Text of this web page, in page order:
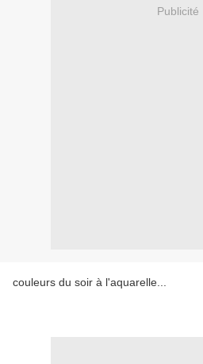
Publicité
couleurs du soir à l'aquarelle...